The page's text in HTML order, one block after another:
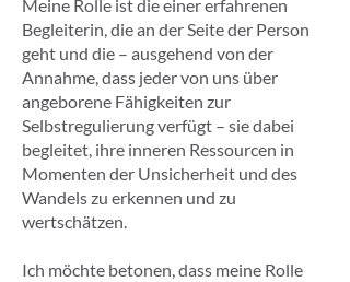
Meine Rolle ist die einer erfahrenen
Begleiterin, die an der Seite der Person
geht und die – ausgehend von der
Annahme, dass jeder von uns über
angeborene Fähigkeiten zur
Selbstregulierung verfügt – sie dabei
begleitet, ihre inneren Ressourcen in
Momenten der Unsicherheit und des
Wandels zu erkennen und zu
wertschätzen.
Ich möchte betonen, dass meine Rolle